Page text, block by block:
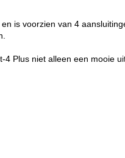
is voorzien van 4
Plus niet alleen een mooie